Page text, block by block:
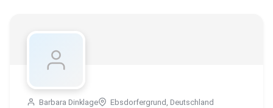
Barbara Dinklage
Ebsdorfergrund, Deutschland